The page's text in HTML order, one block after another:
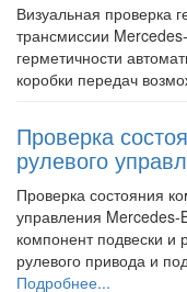
Визуальная проверка
трансмиссии
герметичности
коробки передач
Проверка
рулевого
Проверка состояния
управления Mercedes-
компонент подвески и
рулевого привода и
Подробнее...